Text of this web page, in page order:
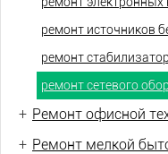
ремонт источников
ремонт
ремонт сетевого
+ Ремонт офисной
+ Ремонт мелкой